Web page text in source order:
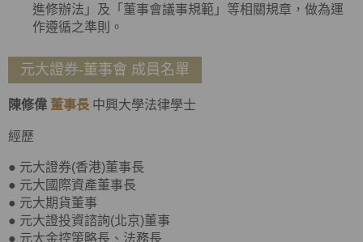
進修辦法」及「董事會議事規範」等相關規章，做為運
作遵循之準則。
元大證券-董事會 成員名單
陳修偉 董事長 中興大學法律學士
經歷
● 元大證券(香港)董事長
● 元大國際資產董事長
● 元大期貨董事
● 元大證投資諮詢(北京)董事
● 元大金控策略長、法務長